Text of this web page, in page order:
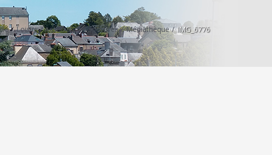
Loisirs Associations sportives Médiathèque IMG_6776